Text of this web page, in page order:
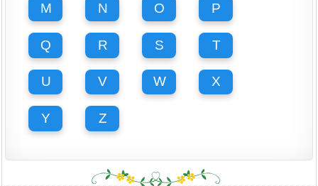
M N O P
Q R S T
U V W X
Y Z